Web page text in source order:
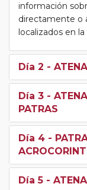
información
directamente o
localizados en
Día 2 -
Día 3 -
PATRAS
Día 4 -
Día 5 -